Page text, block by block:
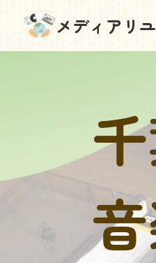
メディアリ